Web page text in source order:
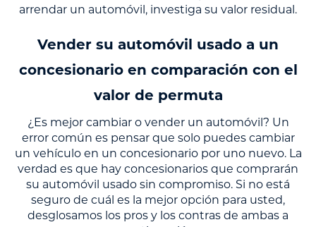
arrendar un automóvil, investiga su valor residual.
Vender su automóvil usado a un
concesionario en comparación con el
valor de permuta
¿Es mejor cambiar o vender un automóvil? Un
error común es pensar que solo puedes cambiar
un vehículo en un concesionario por uno nuevo. La
verdad es que hay concesionarios que comprarán
su automóvil usado sin compromiso. Si no está
seguro de cuál es la mejor opción para usted,
desglosamos los pros y los contras de ambas a